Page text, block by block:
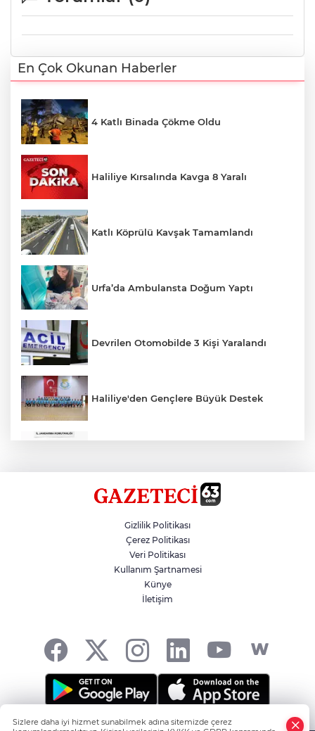
En Çok Okunan Haberler
4 Katlı Binada Çökme Oldu
Haliliye Kırsalında Kavga 8 Yaralı
Katlı Köprülü Kavşak Tamamlandı
Urfa’da Ambulansta Doğum Yaptı
Devrilen Otomobilde 3 Kişi Yaralandı
Haliliye'den Gençlere Büyük Destek
Hikmet Başak’tan Ulaşım Çalışması
Atatürk Bulvarında Asfalt Yenileniyor
Gizlilik Politikası
Çerez Politikası
Veri Politikası
Kullanım Şartnamesi
Künye
İletişim
Sizlere daha iyi hizmet sunabilmek adına sitemizde çerez